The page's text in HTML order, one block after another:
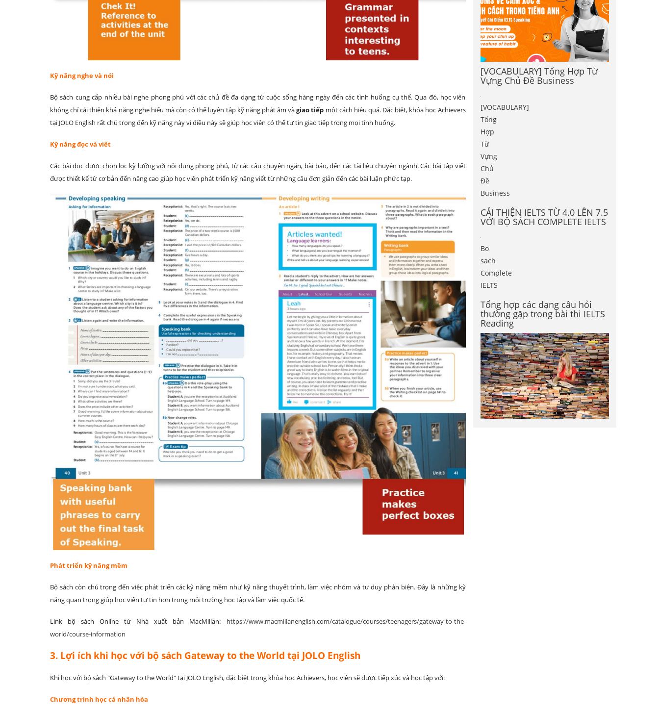
Kỹ năng nghe và nói
Bộ sách cung cấp nhiều bài nghe phong phú với các chủ đề đa dạng từ cuộc sống hàng ngày đến các tình huống cụ thể. Qua đó, học viên
không chỉ cải thiện khả năng nghe hiểu mà còn có thể luyện tập kỹ năng phát âm vàgiao tiếp một cách hiệu quả. Đặc biệt, khóa học Achievers
tại JOLO English rất chú trọng đến kỹ năng này vì điều này sẽ giúp học viên có thể tự tin giao tiếp trong mọi tình huống.
Kỹ năng đọc và viết
Các bài đọc được chọn lọc kỹ lưỡng với nội dung phong phú, từ các câu chuyện ngắn, bài báo, đến các tài liệu chuyên ngành. Các bài tập viết
được thiết kế từ cơ bản đến nâng cao giúp học viên phát triển kỹ năng viết từ những câu đơn giản đến các bài luận phức tạp.
Phát triển kỹ năng mềm
Bộ sách còn chú trọng đến việc phát triển các kỹ năng mềm như kỹ năng thuyết trình, làm việc nhóm và tư duy phản biện. Đây là những kỹ
năng quan trọng giúp học viên tự tin hơn trong môi trường học tập và làm việc quốc tế.
Link bộ sách Online từ Nhà xuất bản MacMillan: https://www.macmillanenglish.com/catalogue/courses/teenagers/gateway-to-the-
world/course-information
3. Lợi ích khi học với bộ sách Gateway to the World tại JOLO English
Khi học với bộ sách "Gateway to the World" tại JOLO English, đặc biệt trong khóa học Achievers, học viên sẽ được tiếp xúc và học tập với:
Chương trình học cá nhân hóa
[VOCABULARY] Tổng Hợp Từ
Vựng Chủ Đề Business
[VOCABULARY]
Tổng
Hợp
Từ
Vựng
Chủ
Đề
Business
CẢI THIỆN IELTS TỪ 4.0 LÊN 7.5
VỚI BỘ SÁCH COMPLETE IELTS
Bo
sach
Complete
IELTS
Tổng hợp các dạng câu hỏi
thường gặp trong bài thi IELTS
Reading